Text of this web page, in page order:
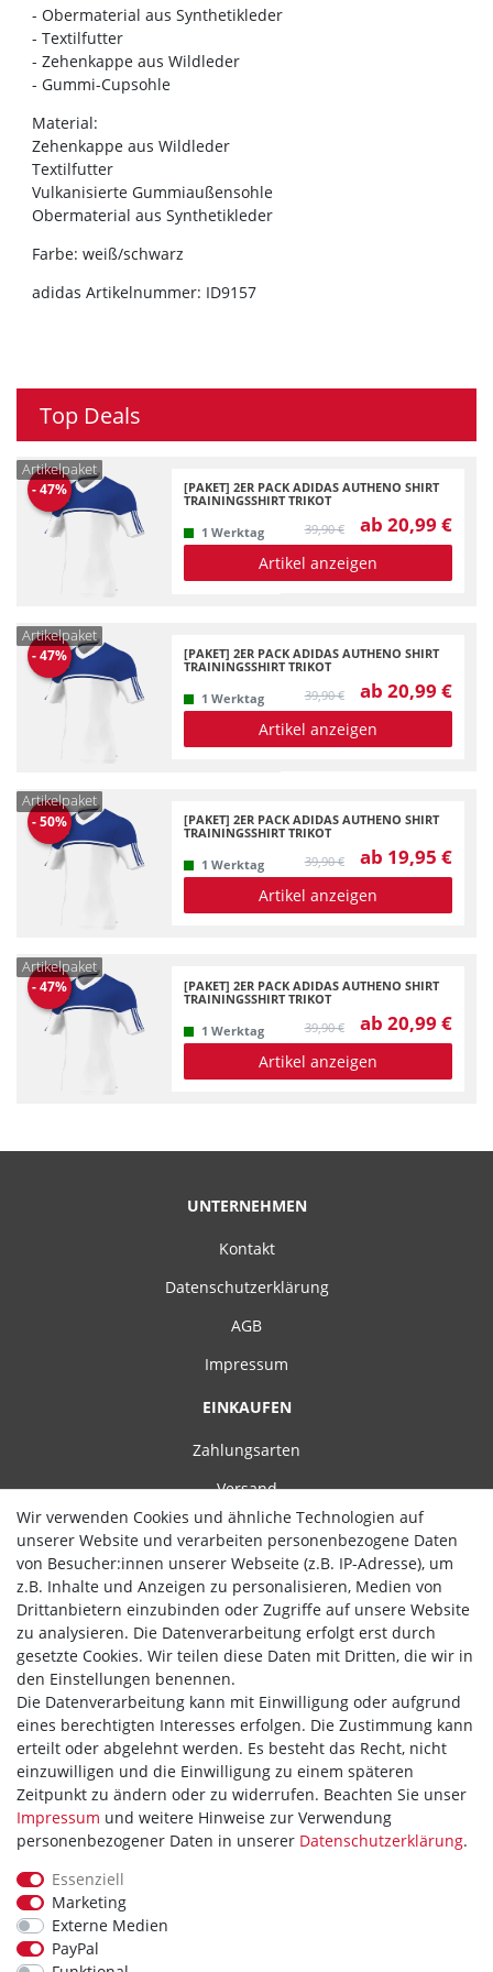
- Obermaterial aus Synthetikleder
- Textilfutter
- Zehenkappe aus Wildleder
- Gummi-Cupsohle
Material:
Zehenkappe aus Wildleder
Textilfutter
Vulkanisierte Gummiaußensohle
Obermaterial aus Synthetikleder
Farbe: weiß/schwarz
adidas Artikelnummer: ID9157
Top Deals
-47%
Artikelpaket
[PAKET] 2ER PACK ADIDAS AUTHENO SHIRT
TRAININGSSHIRT TRIKOT
1 Werktag 39,90 € ab 20,99 €
Artikel anzeigen
-47%
Artikelpaket
[PAKET] 2ER PACK ADIDAS AUTHENO SHIRT
TRAININGSSHIRT TRIKOT
1 Werktag 39,90 € ab 20,99 €
Artikel anzeigen
-50%
Artikelpaket
[PAKET] 2ER PACK ADIDAS AUTHENO SHIRT
TRAININGSSHIRT TRIKOT
1 Werktag 39,90 € ab 19,95 €
Artikel anzeigen
-47%
Artikelpaket
[PAKET] 2ER PACK ADIDAS AUTHENO SHIRT
TRAININGSSHIRT TRIKOT
1 Werktag 39,90 € ab 20,99 €
Artikel anzeigen
UNTERNEHMEN
Kontakt
Datenschutzerklärung
AGB
Impressum
EINKAUFEN
Zahlungsarten
Versand
Widerrufsrecht
Hilfe
Vertrag widerrufen
WIR AKZEPTIEREN
WIR VERSENDEN MIT
Wir verwenden Cookies und ähnliche Technologien auf
unserer Website und verarbeiten personenbezogene Daten
von Besucher:innen unserer Webseite (z.B. IP-Adresse), um
z.B. Inhalte und Anzeigen zu personalisieren, Medien von
Drittanbietern einzubinden oder Zugriffe auf unsere Website
zu analysieren. Die Datenverarbeitung erfolgt erst durch
gesetzte Cookies. Wir teilen diese Daten mit Dritten, die wir in
den Einstellungen benennen.
Die Datenverarbeitung kann mit Einwilligung oder aufgrund
eines berechtigten Interesses erfolgen. Die Zustimmung kann
erteilt oder abgelehnt werden. Es besteht das Recht, nicht
einzuwilligen und die Einwilligung zu einem späteren
Zeitpunkt zu ändern oder zu widerrufen. Beachten Sie unser
Impressum und weitere Hinweise zur Verwendung
personenbezogener Daten in unserer Daten­schutz­erklärung.
Essenziell
Marketing
Externe Medien
PayPal